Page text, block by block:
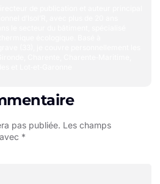
pas publiée. Les champs
*